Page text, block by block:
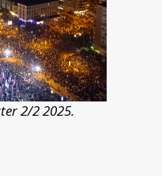
2/2 2025.